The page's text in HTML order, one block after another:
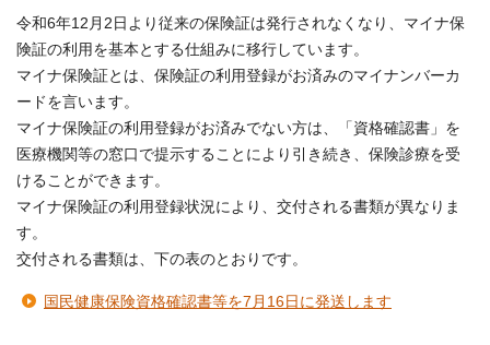
令和6年12月2日より従来の保険証は発行されなくなり、マイナ保
険証の利用を基本とする仕組みに移行しています。
マイナ保険証とは、保険証の利用登録がお済みのマイナンバーカ
ードを言います。
マイナ保険証の利用登録がお済みでない方は、「資格確認書」を
医療機関等の窓口で提示することにより引き続き、保険診療を受
けることができます。
マイナ保険証の利用登録状況により、交付される書類が異なりま
す。
交付される書類は、下の表のとおりです。
国民健康保険資格確認書等を7月16日に発送します